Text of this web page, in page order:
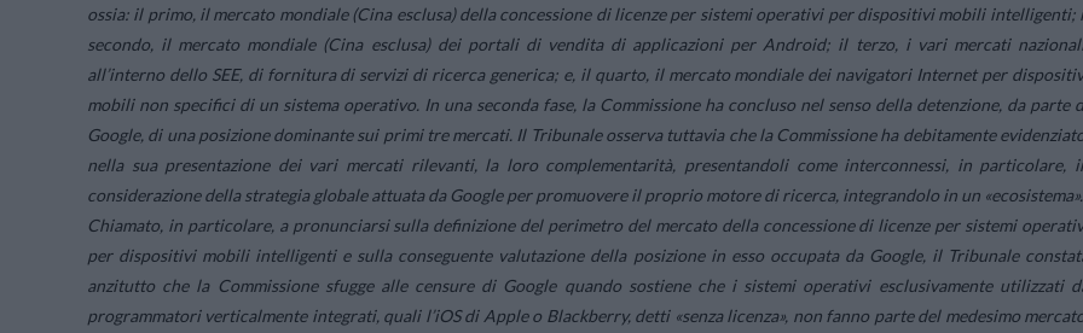
ossia: il primo, il mercato mondiale (Cina esclusa) della concessione di licenze per sistemi operativi per dispositivi mobili intelligenti;
secondo, il mercato mondiale (Cina esclusa) dei portali di vendita di applicazioni per Android; il terzo, i vari mercati
all’interno dello SEE, di fornitura di servizi di ricerca generica; e, il quarto, il mercato mondiale dei navigatori Internet per
mobili non specifici di un sistema operativo. In una seconda fase, la Commissione ha concluso nel senso della detenzione, da parte
Google, di una posizione dominante sui primi tre mercati. Il Tribunale osserva tuttavia che la Commissione ha debitamente
nella sua presentazione dei vari mercati rilevanti, la loro complementarità, presentandoli come interconnessi, in particolare,
considerazione della strategia globale attuata da Google per promuovere il proprio motore di ricerca, integrandolo in un «ecosistema».
Chiamato, in particolare, a pronunciarsi sulla definizione del perimetro del mercato della concessione di licenze per sistemi
per dispositivi mobili intelligenti e sulla conseguente valutazione della posizione in esso occupata da Google, il Tribunale
anzitutto che la Commissione sfugge alle censure di Google quando sostiene che i sistemi operativi esclusivamente utilizzati
programmatori verticalmente integrati, quali l’iOS di Apple o Blackberry, detti «senza licenza», non fanno parte del medesimo